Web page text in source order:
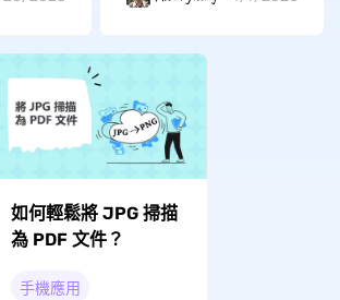
如何輕鬆將 JPG 掃描
為 PDF 文件？
手機應用